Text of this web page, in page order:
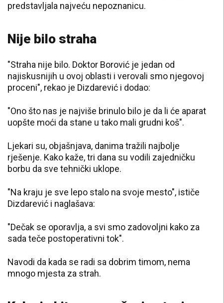
predstavljala najveću nepoznanicu.
Nije bilo straha
"Straha nije bilo. Doktor Borović je jedan od
najiskusnijih u ovoj oblasti i verovali smo njegovoj
proceni", rekao je Dizdarević i dodao:
"Ono što nas je najviše brinulo bilo je da li će aparat
uopšte moći da stane u tako mali grudni koš".
Ljekari su, objašnjava, danima tražili najbolje
rješenje. Kako kaže, tri dana su vodili zajedničku
borbu da sve tehnički uklope.
"Na kraju je sve lepo stalo na svoje mesto", ističe
Dizdarević i naglašava:
"Dečak se oporavlja, a svi smo zadovoljni kako za
sada teče postoperativni tok".
Navodi da kada se radi sa dobrim timom, nema
mnogo mjesta za strah.